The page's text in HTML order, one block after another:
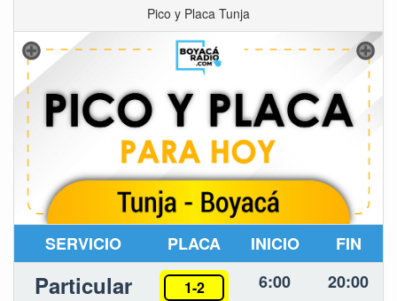
Pico y Placa Tunja
SERVICIO PLACA INICIO FIN
Particular 1-2 6:00 20:00